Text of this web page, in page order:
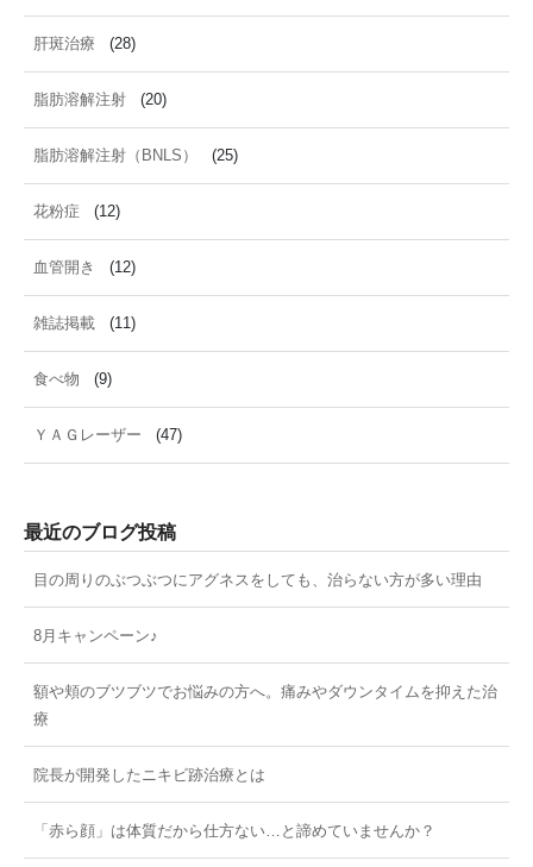
肝斑治療 (28)
脂肪溶解注射 (20)
脂肪溶解注射（BNLS） (25)
花粉症 (12)
血管開き (12)
雑誌掲載 (11)
食べ物 (9)
ＹＡＧレーザー (47)
最近のブログ投稿
目の周りのぶつぶつにアグネスをしても、治らない方が多い理由
8月キャンペーン♪
額や頬のブツブツでお悩みの方へ。痛みやダウンタイムを抑えた治
療
院長が開発したニキビ跡治療とは
「赤ら顔」は体質だから仕方ない…と諦めていませんか？